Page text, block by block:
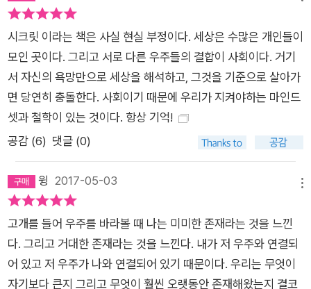
시크릿 이라는 책은 사실 현실 부정이다. 세상은 수많은 개인들이
모인 곳이다. 그리고 서로 다른 우주들의 결합이 사회이다. 거기
서 자신의 욕망만으로 세상을 해석하고, 그것을 기준으로 살아가
면 당연히 충돌한다. 사회이기 때문에 우리가 지켜야하는 마인드
셋과 철학이 있는 것이다. 항상 기억!
공감 (6) 댓글 (0)
윙 2017-05-03
고개를 들어 우주를 바라볼 때 나는 미미한 존재라는 것을 느낀
다. 그리고 거대한 존재라는 것을 느낀다. 내가 저 우주와 연결되
어 있고 저 우주가 나와 연결되어 있기 때문이다. 우리는 무엇이
자기보다 큰지 그리고 무엇이 훨씬 오랫동안 존재해왔는지 결코